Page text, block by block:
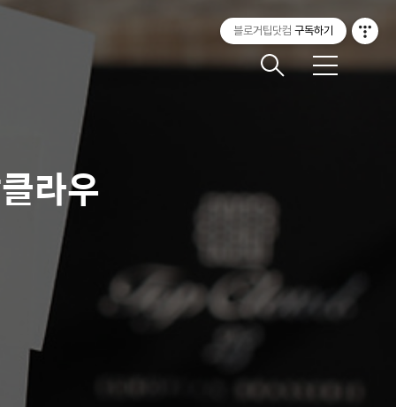
메
라우
블로거팁닷컴 구독하기